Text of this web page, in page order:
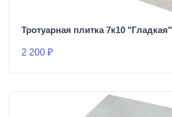
Тротуарная плитка 7к10 "Гладкая"
2 200 ₽